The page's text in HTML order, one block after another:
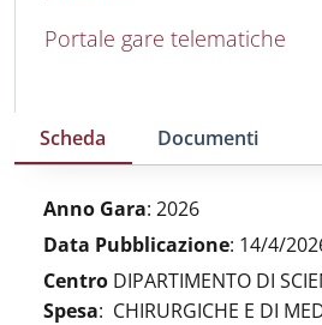
Portale gare telematiche
Scheda Documenti
Anno Gara: 2026
Data Pubblicazione: 14/4/
Centro
Spesa:
DIPARTIMENTO DI
CHIRURGICHE E DI